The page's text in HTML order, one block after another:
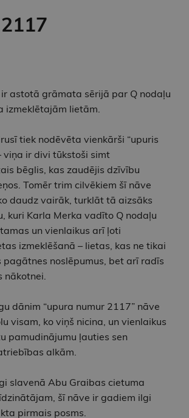
ir astotā grāmata sērijā par Q nodaļu
izmeklētajām lietām.
tiek nodēvēta vienkārši “upuris
viņa ir divi tūkstoši simt
bēglis, kas zaudējis dzīvību
Tomēr trim cilvēkiem šī nāve
daudz vairāk, turklāt tā aizsāks
kuri Karla Merka vadīto Q nodaļu
un vienlaikus arī ļoti
izmeklēšanā – lietas, kas ne tikai
pagātnes noslēpumus, bet arī radīs
nākotnei.
dānim “upura numur 2117” nāve
visam, ko viņš nicina, un vienlaikus
pamudinājumu ļauties sen
alkām.
slavenā Abu Graibas cietuma
šī nāve ir gadiem ilgi
pirmais posms.